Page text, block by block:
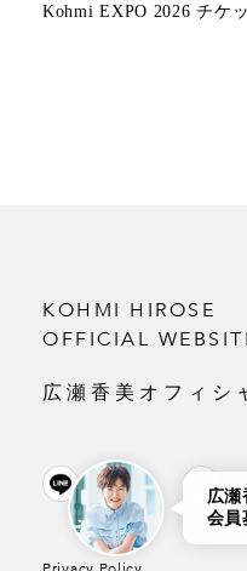
広瀬
会員
Kohmi EXPO 2026 チケ
KOHMI HIROSE
OFFICIAL
広瀬香美オフィシ